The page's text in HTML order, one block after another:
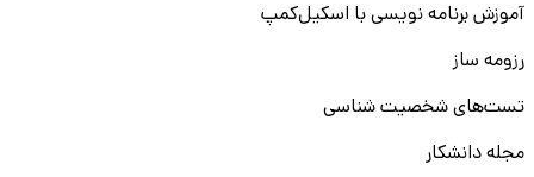
آموزش برنامه نویسی با اسکیل‌کمپ
رزومه ساز
تست‌های شخصیت شناسی
مجله دانشکار